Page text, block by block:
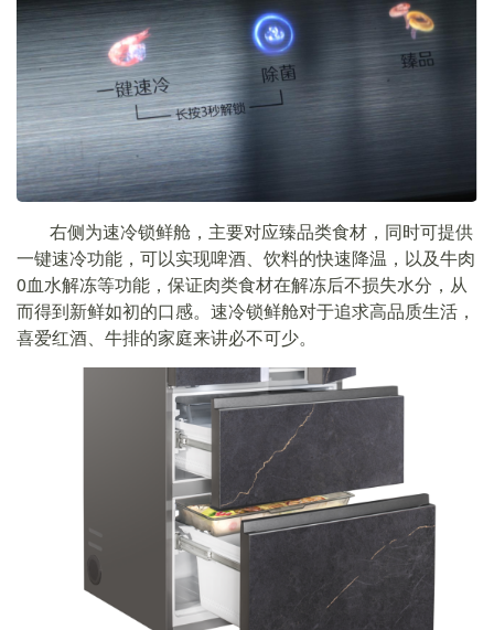
右侧为速冷锁鲜舱，主要对应臻品类食材，同时可提供
一键速冷功能，可以实现啤酒、饮料的快速降温，以及牛肉
0血水解冻等功能，保证肉类食材在解冻后不损失水分，从
而得到新鲜如初的口感。速冷锁鲜舱对于追求高品质生活，
喜爱红酒、牛排的家庭来讲必不可少。